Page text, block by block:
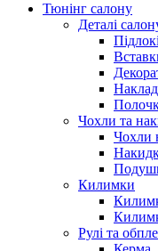
Тюнінг салону
Деталі
Чохли та
Чохли
Килимки
Рулі та